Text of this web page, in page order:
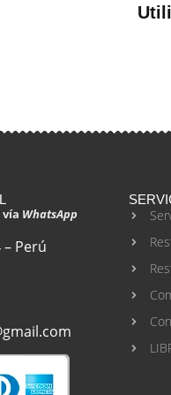
WhatsApp
Perú